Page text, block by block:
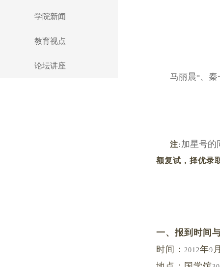
学院新闻
教育视点
论坛讲座
马丽晨 * 、秦
注: 加星号的
额复试，择优录
一、报到时间
时间： 2012年9